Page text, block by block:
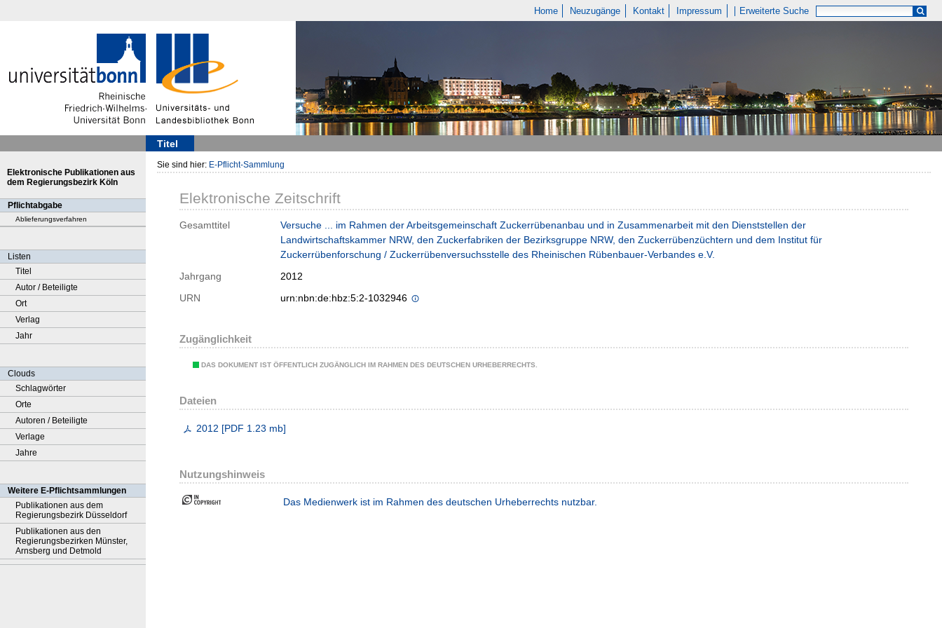
Home Neuzugänge Kontakt Impressum Erweiterte Suche
Titel
Elektronische Publikationen aus
dem Regierungsbezirk Köln
Pflichtabgabe
Ablieferungsverfahren
Listen
Titel
Autor / Beteiligte
Ort
Verlag
Jahr
Clouds
Schlagwörter
Orte
Autoren / Beteiligte
Verlage
Jahre
Weitere E-Pflichtsammlungen
Publikationen aus dem
Regierungsbezirk Düsseldorf
Publikationen aus den
Regierungsbezirken Münster,
Arnsberg und Detmold
Sie sind hier: E-Pflicht-Sammlung
Elektronische Zeitschrift
Gesamttitel
Versuche ... im Rahmen der Arbeitsgemeinschaft Zuckerrübenanbau und in Zusammenarbeit mit den Dienststellen der
Landwirtschaftskammer NRW, den Zuckerfabriken der Bezirksgruppe NRW, den Zuckerrübenzüchtern und dem Institut für
Zuckerrübenforschung / Zuckerrübenversuchsstelle des Rheinischen Rübenbauer-Verbandes e.V.
Jahrgang
2012
URN
urn:nbn:de:hbz:5:2-1032946
Zugänglichkeit
DAS DOKUMENT IST ÖFFENTLICH ZUGÄNGLICH IM RAHMEN DES DEUTSCHEN URHEBERRECHTS.
Dateien
2012 [PDF 1.23 mb]
Nutzungshinweis
Das Medienwerk ist im Rahmen des deutschen Urheberrechts nutzbar.